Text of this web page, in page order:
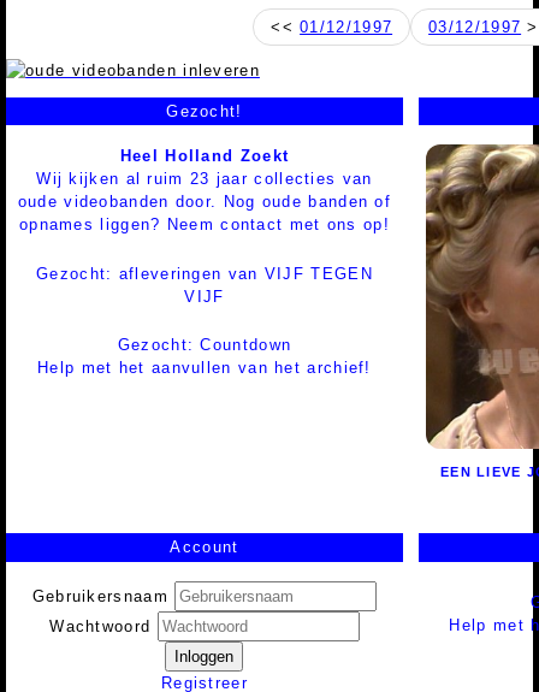
<<01/12/1997 03/12/1997
Gezocht!
Heel Holland Zoekt
Wij kijken al ruim 23 jaar collecties van
oude videobanden door. Nog oude banden of
opnames liggen? Neem contact met ons op!
Gezocht: afleveringen van VIJF TEGEN
VIJF
Gezocht: Countdown
Help met het aanvullen van het archief!
EEN LIEVE
Account
Gebruikersnaam
Wachtwoord
Inloggen
Registreer
Help met